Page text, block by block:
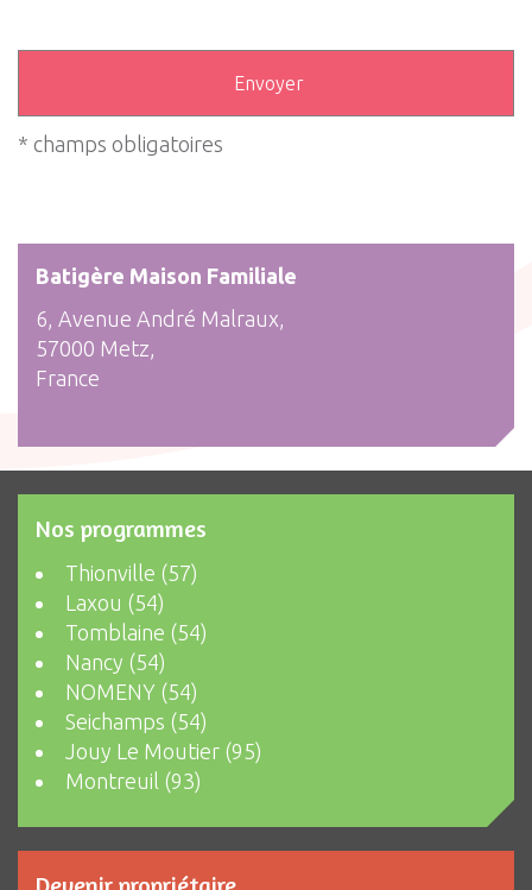
* champs obligatoires
Batigère Maison Familiale
6, Avenue André Malraux,
57000 Metz,
France
Nos programmes
Thionville (57)
Laxou (54)
Tomblaine (54)
Nancy (54)
NOMENY (54)
Seichamps (54)
Jouy Le Moutier (95)
Montreuil (93)